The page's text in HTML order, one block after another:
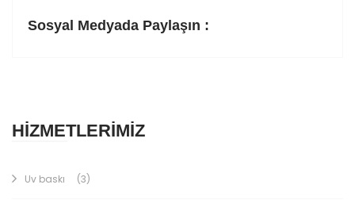
Sosyal Medyada Paylaşın :
HİZMETLERİMİZ
Uv baskı (3)